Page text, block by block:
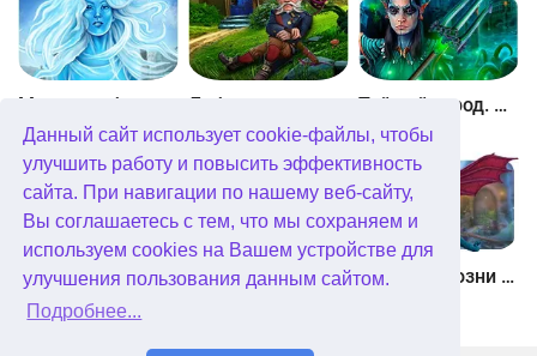
Данный сайт использует cookie-файлы, чтобы
улучшить работу и повысить эффективность
сайта. При навигации по нашему веб-сайту,
Вы соглашаетесь с тем, что мы сохраняем и
используем cookies на Вашем устройстве для
улучшения пользования данным сайтом.
Подробнее...
путешествии. Помогите Масяне сбежать из плена, решить все
головоломки, найти древний бушменский клад и вернуться
домой в Петербург.
Тайный город. Подводное королевство. Коллекционное издание
Небесные земли. Пробуждение гигантов. Коллекционное издание Загадки Нью-Йорка. Пробуждение. Коллекционное издание Химеры. Козни зла. Коллекционное издание